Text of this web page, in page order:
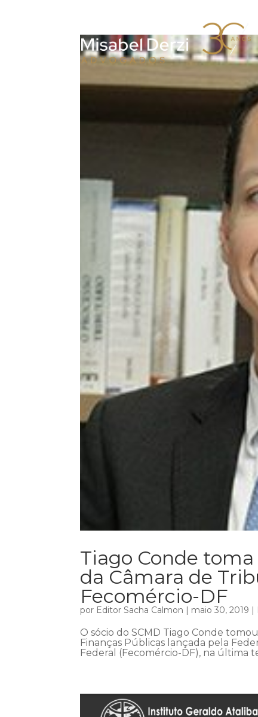
Tiago Conde
da Câmara de
Fecomércio-DF
por Editor Sacha Calmon | maio 30, 2019 |
O sócio do SCMD Tiago Conde
Finanças Públicas lançada pela
Federal (Fecomércio-DF), na última